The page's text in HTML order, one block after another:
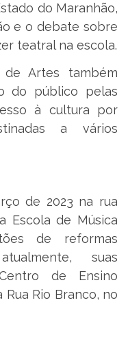
do Maranhão,
e o debate sobre
teatral na escola.
Artes também
do público pelas
à cultura por
a vários
de 2023 na rua
Escola de Música
de reformas
suas
de Ensino
Rio Branco, no